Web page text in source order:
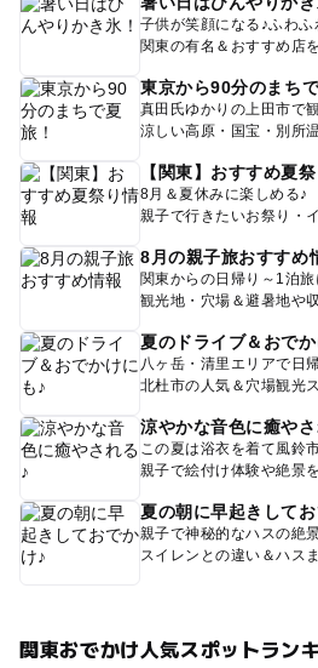
子供が笑顔になる♪ふわ
関東の有名＆おすすめ店
東京から90分のまちで
真田氏ゆかりの上田市で
涼しい高原・国宝・別所
【関東】おすすめ夏
8月＆夏休みに楽しめる♪
親子で行きたいお祭り・
8月の親子旅おすすめ
関東からの日帰り～1泊旅
観光地・穴場＆避暑地や
夏のドライブ＆おで
八ヶ岳・清里エリアで日
北杜市の人気＆穴場観光
涼やかな音色に癒や
この夏は浴衣を着て風鈴
親子で絵付け体験や絶景
夏の朝に早起きして
親子で神秘的なハスの絶
スイレンとの違い＆ハス
関東おでかけ人気スポットラン